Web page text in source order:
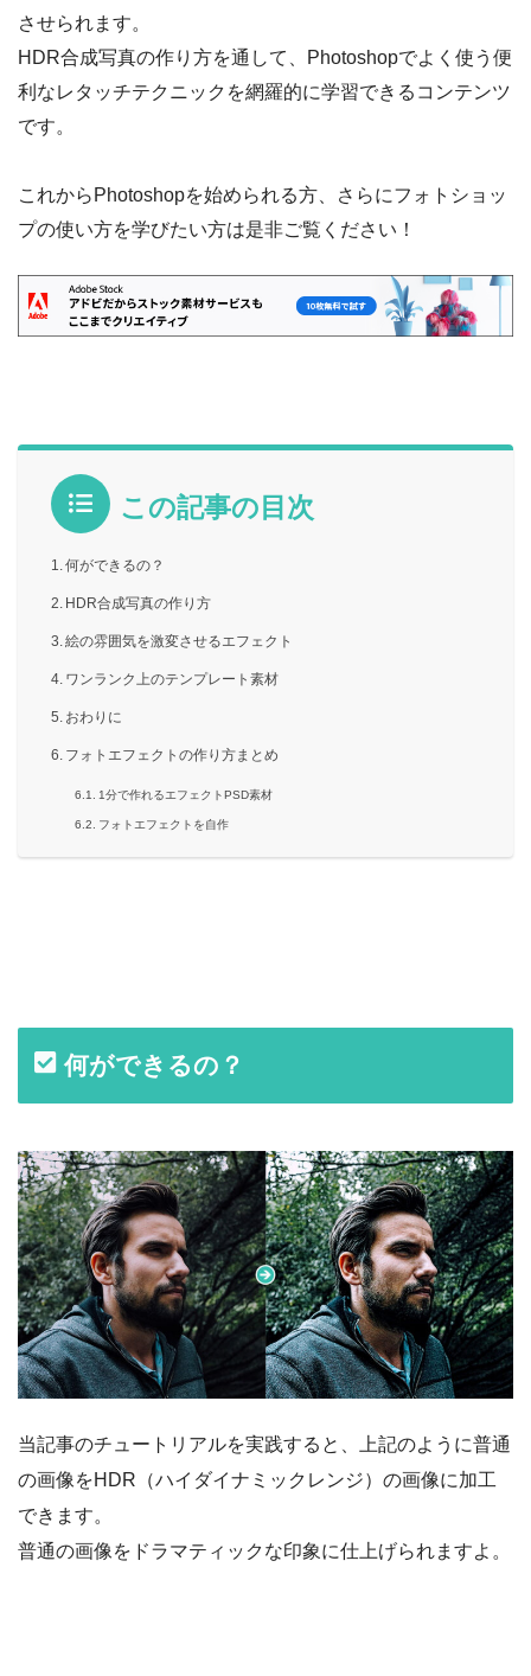
させられます。
HDR合成写真の作り方を通して、Photoshopでよく使う便
利なレタッチテクニックを網羅的に学習できるコンテンツ
です。
これからPhotoshopを始められる方、さらにフォトショッ
プの使い方を学びたい方は是非ご覧ください！
この記事の目次
何ができるの？
HDR合成写真の作り方
絵の雰囲気を激変させるエフェクト
ワンランク上のテンプレート素材
おわりに
フォトエフェクトの作り方まとめ
1分で作れるエフェクトPSD素材
フォトエフェクトを自作
何ができるの？
当記事のチュートリアルを実践すると、上記のように普通
の画像をHDR（ハイダイナミックレンジ）の画像に加工
できます。
普通の画像をドラマティックな印象に仕上げられますよ。